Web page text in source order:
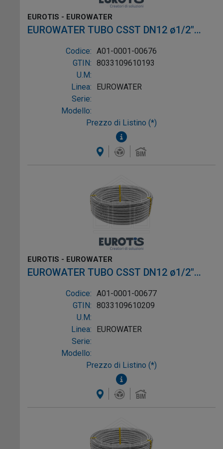
EUROTIS - EUROWATER
EUROWATER TUBO CSST DN12 ø1/2"
L.10m AISI316L W-1P
Codice: A01-0001-00676
GTIN: 8033109610193
U.M:
Linea:
EUROWATER
Serie:
Modello:
Prezzo di Listino (*)
EUROTIS - EUROWATER
EUROWATER TUBO CSST DN12 ø1/2"
L.25m AISI316L W-1P
Codice: A01-0001-00677
GTIN: 8033109610209
U.M:
Linea:
EUROWATER
Serie:
Modello:
Prezzo di Listino (*)